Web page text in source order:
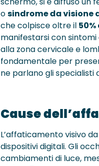
osindrome da visione
che colpisce oltre il
manifestarsi con sintomi
alla zona cervicale e
fondamentale per
ne parlano gli specialisti
Cause
L’affaticamento visivo
dispositivi digitali. Gli
cambiamenti di luce,